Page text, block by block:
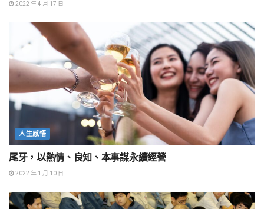
2022 年 4 月 17 日
人生感悟
尾牙，以熱情、良知、本事謀永續經營
2022 年 1 月 10 日